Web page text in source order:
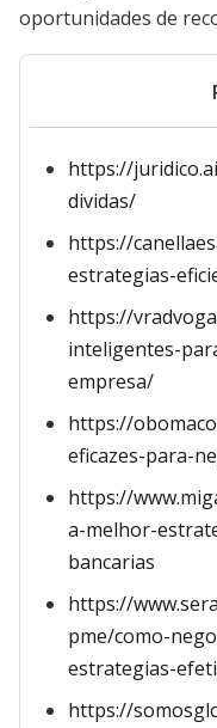
oportunidades de
https://
dividas/
https://
estrategias-
https://
inteligentes-
empresa/
https://
eficazes-para-
https://
a-melhor-
bancarias
https://
pme/como-
estrategias-
https://